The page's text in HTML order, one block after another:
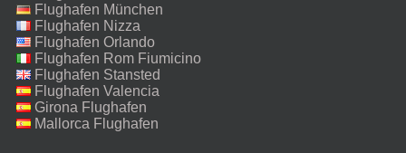
Flughafen München
Flughafen Nizza
Flughafen Orlando
Flughafen Rom Fiumicino
Flughafen Stansted
Flughafen Valencia
Girona Flughafen
Mallorca Flughafen